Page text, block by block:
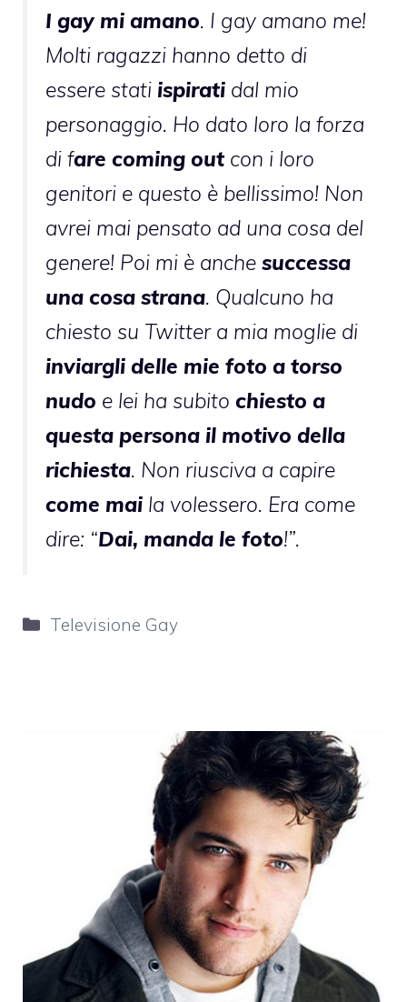
I gay mi amano. I gay amano me!
Molti ragazzi hanno detto di
essere stati ispirati dal mio
personaggio. Ho dato loro la forza
di fare coming out con i loro
genitori e questo è bellissimo! Non
avrei mai pensato ad una cosa del
genere! Poi mi è anche successa
una cosa strana. Qualcuno ha
chiesto su Twitter a mia moglie di
inviargli delle mie foto a torso
nudo e lei ha subito chiesto a
questa persona il motivo della
richiesta. Non riusciva a capire
come mai la volessero. Era come
dire: “Dai, manda le foto!”.
Categorie
Televisione Gay